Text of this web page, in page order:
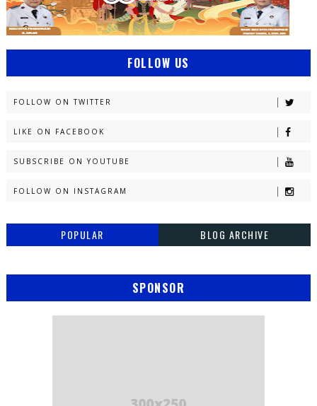
FOLLOW US
FOLLOW ON TWITTER
LIKE ON FACEBOOK
SUBSCRIBE ON YOUTUBE
FOLLOW ON INSTAGRAM
POPULAR BLOG ARCHIVE
SPONSOR